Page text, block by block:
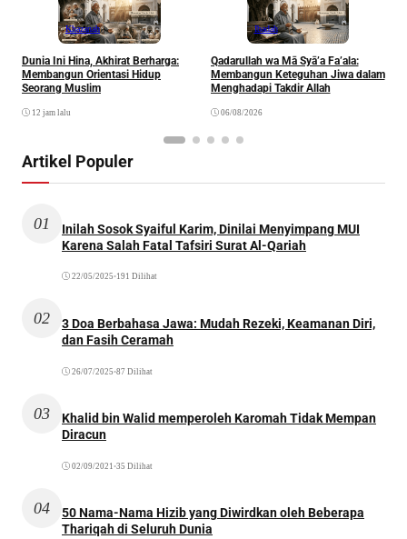
Khazanah
Dunia Ini Hina, Akhirat Berharga:
Membangun Orientasi Hidup
Seorang Muslim
12 jam lalu
Ibadah
Qadarullah wa Mā Syā’a Fa’ala:
Membangun Keteguhan Jiwa dalam
Menghadapi Takdir Allah
06/08/2026
Artikel Populer
01
Inilah Sosok Syaiful Karim, Dinilai Menyimpang MUI
Karena Salah Fatal Tafsiri Surat Al-Qariah
22/05/2025 •191 Dilihat
02
3 Doa Berbahasa Jawa: Mudah Rezeki, Keamanan Diri,
dan Fasih Ceramah
26/07/2025 •87 Dilihat
03
Khalid bin Walid memperoleh Karomah Tidak Mempan
Diracun
02/09/2021 •35 Dilihat
04
50 Nama-Nama Hizib yang Diwirdkan oleh Beberapa
Thariqah di Seluruh Dunia